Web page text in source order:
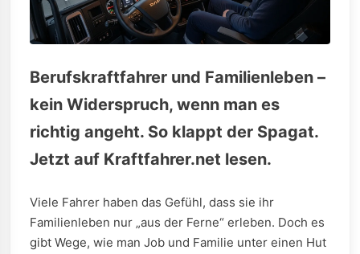
Berufskraftfahrer und Familienleben –
kein Widerspruch, wenn man es
richtig angeht. So klappt der Spagat.
Jetzt auf Kraftfahrer.net lesen.
Viele Fahrer haben das Gefühl, dass sie ihr
Familienleben nur „aus der Ferne“ erleben. Doch es
gibt Wege, wie man Job und Familie unter einen Hut